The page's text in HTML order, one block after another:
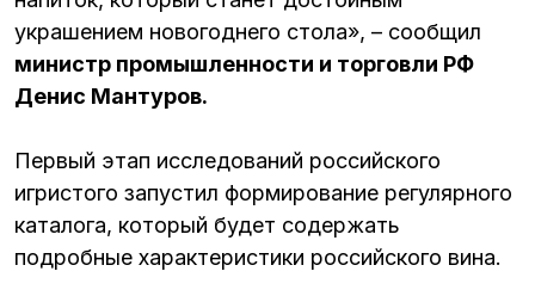
украшением новогоднего стола», – сообщил
министр промышленности и торговли РФ
Денис Мантуров.
Первый этап исследований российского
игристого запустил формирование регулярного
каталога, который будет содержать
подробные характеристики российского вина.